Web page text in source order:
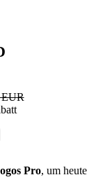
Pro, um heute